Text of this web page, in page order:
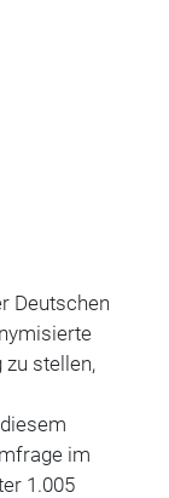
Deutschen
zu stellen,
im
1.005